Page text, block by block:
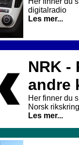
digitalradio
Les mer...
NRK -
andre
Her finner du
Norsk
Les mer...